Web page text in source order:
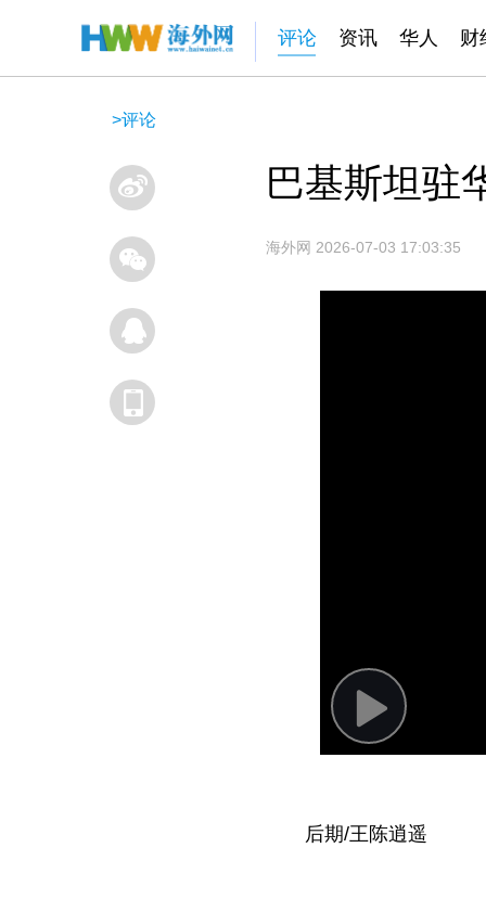
评论 资讯 华人 财
>评论
巴基斯坦驻
海外网 2026-07-03 17:03:35
P
l
y
V
后期/王陈逍遥